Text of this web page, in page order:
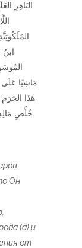
البَاهِرِ
مَاشِيًا
هَذَا
خُلَّصِ
Он
(а) и
от